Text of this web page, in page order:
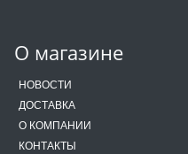
О магазине
НОВОСТИ
ДОСТАВКА
О КОМПАНИИ
КОНТАКТЫ